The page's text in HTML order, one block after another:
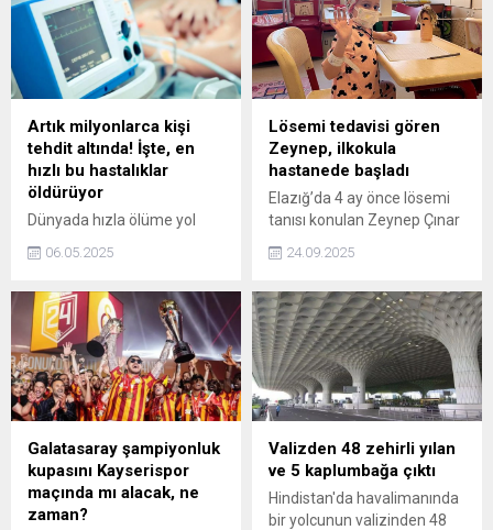
Artık milyonlarca kişi
tehdit altında! İşte, en
hızlı bu hastalıklar
öldürüyor
Dünyada hızla ölüme yol
açan kronik hastalıklara bir
yenisi daha eklendi. Küresel
oranlarında hızlı artışa
neden olan kronik böbrek
hastalığına dikkat çekiyor.
Özellikle son yıllarda
hastalığın yayılım hızı,
uzmanları endişelendirecek
düzeye ulaştı.
06.05.2025
Lösemi tedavisi gören
Zeynep, ilkokula
hastanede başladı
Elazığ’da 4 ay önce lösemi
tanısı konulan Zeynep Çınar
(6), tedavi gördüğü
Ankara'daki hastanede
uygulanan kemoterapiden
sonra sınıfa koşan Zeynep
Çınar, Hastalığı yenip
okumak ve doktor olmak
istiyorum dedi.
24.09.2025
Galatasaray şampiyonluk
kupasını Kayserispor
maçında mı alacak, ne
zaman?
Valizden 48 zehirli yılan
ve 5 kaplumbağa çıktı
Hindistan'da havalimanında
bir yolcunun valizinden 48